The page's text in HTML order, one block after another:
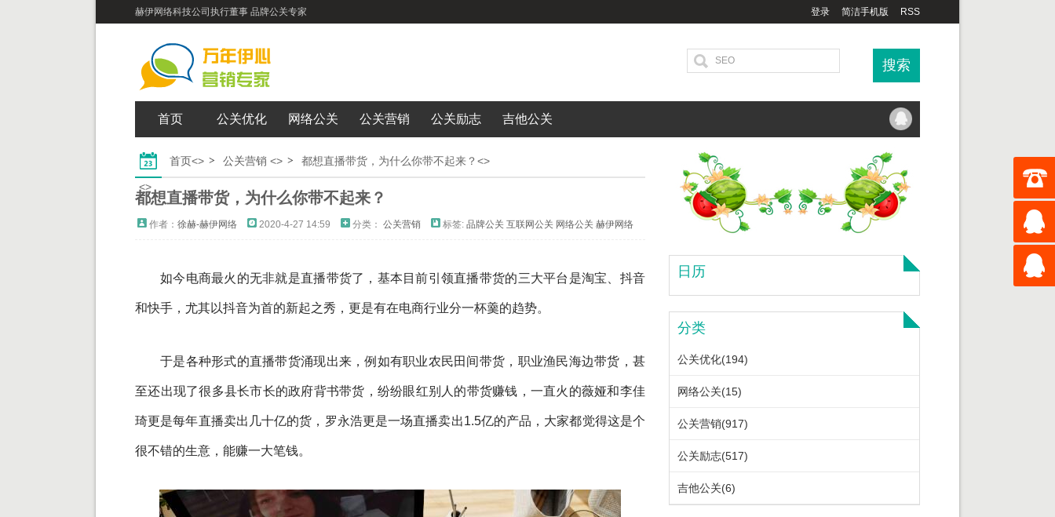
赫伊网络科技公司执行董事 品牌公关专家 登录 简洁手机版 RSS
首页 公关优化 网络公关 公关营销 公关励志 吉他公关
<>
首页<> 公关营销 <> 都想直播带货，为什么你带不起来？<>
都想直播带货，为什么你带不起来？
作者： 徐赫-赫伊网络 2020-4-27 14:59 分类： 公关营销 标签: 品牌公关 互联网公关 网络公关 赫伊网络
如今电商最火的无非就是直播带货了，基本目前引领直播带货的三大平台是淘宝、抖音
和快手，尤其以抖音为首的新起之秀，更是有在电商行业分一杯羹的趋势。
于是各种形式的直播带货涌现出来，例如有职业农民田间带货，职业渔民海边带货，甚
至还出现了很多县长市长的政府背书带货，纷纷眼红别人的带货赚钱，一直火的薇娅和李佳
琦更是每年直播卖出几十亿的货，罗永浩更是一场直播卖出1.5亿的产品，大家都觉得这是个
很不错的生意，能赚一大笔钱。
日历
分类
公关优化(194)
网络公关(15)
公关营销(917)
公关励志(517)
吉他公关(6)